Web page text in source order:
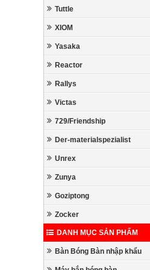
Tuttle
XIOM
Yasaka
Reactor
Rallys
Victas
729/Friendship
Der-materialspezialist
Unrex
Zunya
Goziptong
Zocker
DANH MỤC SẢN PHẨM
Bàn Bóng Bàn nhập khẩu